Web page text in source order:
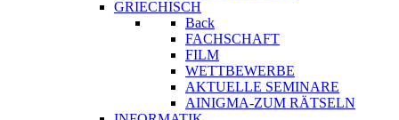
GRIECHISCH
Back
FACHSCHAFT
FILM
WETTBEWERBE
AKTUELLE SEMINARE
AINIGMA-ZUM RÄTSELN